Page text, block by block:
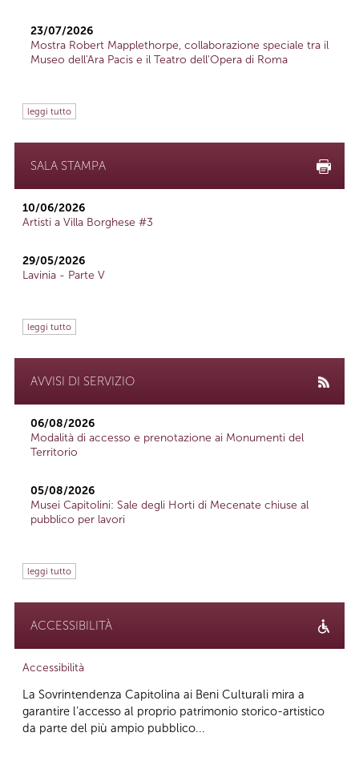
23/07/2026
Mostra Robert Mapplethorpe, collaborazione speciale tra il
Museo dell'Ara Pacis e il Teatro dell'Opera di Roma
leggi tutto
SALA STAMPA
10/06/2026
Artisti a Villa Borghese #3
29/05/2026
Lavinia - Parte V
leggi tutto
AVVISI DI SERVIZIO
06/08/2026
Modalità di accesso e prenotazione ai Monumenti del
Territorio
05/08/2026
Musei Capitolini: Sale degli Horti di Mecenate chiuse al
pubblico per lavori
leggi tutto
ACCESSIBILITÀ
Accessibilità
La Sovrintendenza Capitolina ai Beni Culturali mira a
garantire l’accesso al proprio patrimonio storico-artistico
da parte del più ampio pubblico...